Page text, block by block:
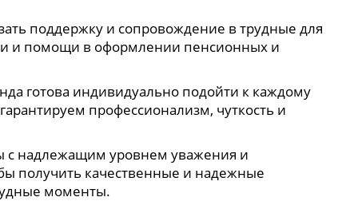
поддержку и сопровождение в трудные для
и помощи в оформлении пенсионных и
готова индивидуально подойти к каждому
профессионализм, чуткость и
с надлежащим уровнем уважения и
получить качественные и надежные
моменты.